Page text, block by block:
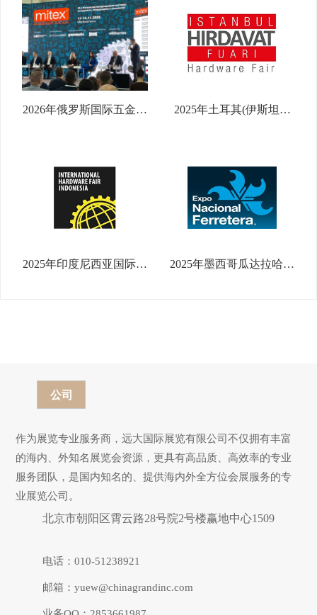
2026年俄罗斯国际五金工
2025年土耳其(伊斯坦布
2025年印度尼西亚国际五
2025年墨西哥瓜达拉哈拉
公司
作为展览专业服务商，远大国际展览有限公司不仅拥有丰富
的海内、外知名展览会资源，更具有高品质、高效率的专业
服务团队，是国内知名的、提供海内外全方位会展服务的专
业展览公司。
北京市朝阳区霄云路28号院2号楼赢地中心1509
电话：010-51238921
邮箱：yuew@chinagrandinc.com